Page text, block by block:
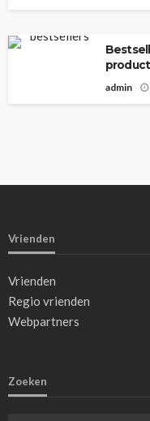
admin
Vrienden
Vrienden
Regio vrienden
Webpartners
Zoeken